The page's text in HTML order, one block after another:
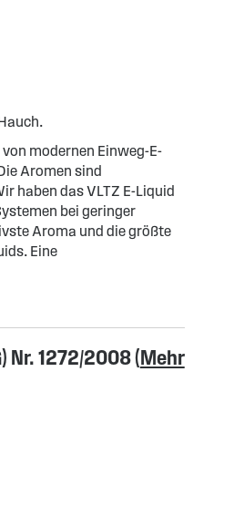
modernen Einweg-E-
Aromen sind
haben das VLTZ E-Liquid
bei geringer
Aroma und die größte
Eine
Nr. 1272/2008 (Mehr